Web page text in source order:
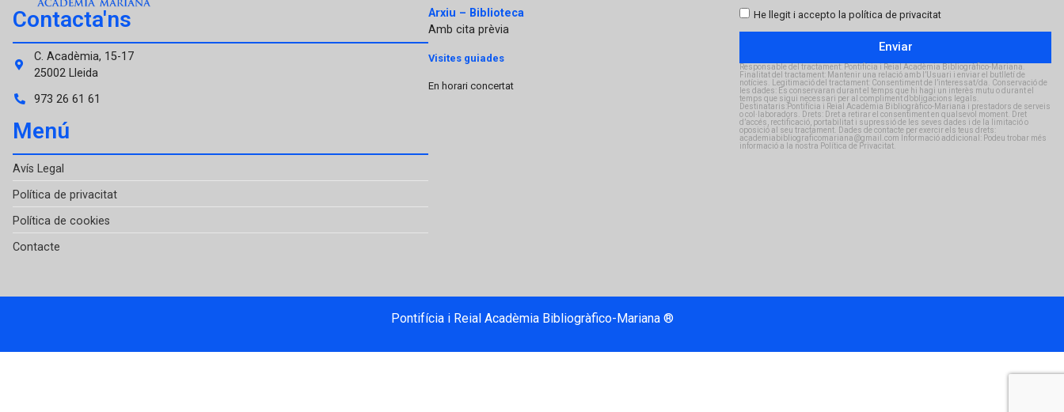
Contacta'ns
C. Acadèmia, 15-17
25002 Lleida
973 26 61 61
Menú
Avís Legal
Política de privacitat
Política de cookies
Contacte
Arxiu – Biblioteca
Amb cita prèvia
Visites guiades
En horari concertat
He llegit i accepto la política de privacitat
Enviar
Responsable del tractament: Pontifícia i Reial Acadèmia Bibliogràfico-Mariana.
Finalitat del tractament: Mantenir una relació amb l’Usuari i enviar el butlletí de
notícies. Legitimació del tractament: Consentiment de l’interessat/da. Conservació de
les dades: Es conservaran durant el temps que hi hagi un interès mutu o durant el
temps que sigui necessari per al compliment d’obligacions legals.
Destinataris:Pontifícia i Reial Acadèmia Bibliogràfico-Mariana i prestadors de serveis
o col·laboradors. Drets: Dret a retirar el consentiment en qualsevol moment. Dret
d’accés, rectificació, portabilitat i supressió de les seves dades i de la limitació o
oposició al seu tractament. Dades de contacte per exercir els teus drets:
academiabibliograficomariana@gmail.com Informació addicional: Podeu trobar més
informació a la nostra Política de Privacitat.
Pontifícia i Reial Acadèmia Bibliogràfico-Mariana ®